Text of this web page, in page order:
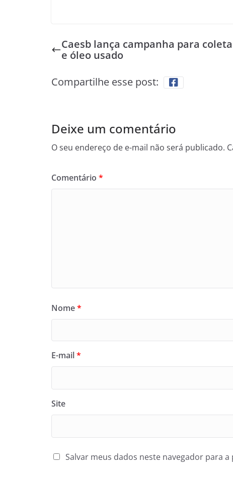
Caesb lança campanha para
e óleo usado
Compartilhe esse post:
Deixe um comentário
O seu endereço de e-mail não será publicado.
Comentário *
Nome*
E-mail*
Site
Salvar meus dados neste navegador para